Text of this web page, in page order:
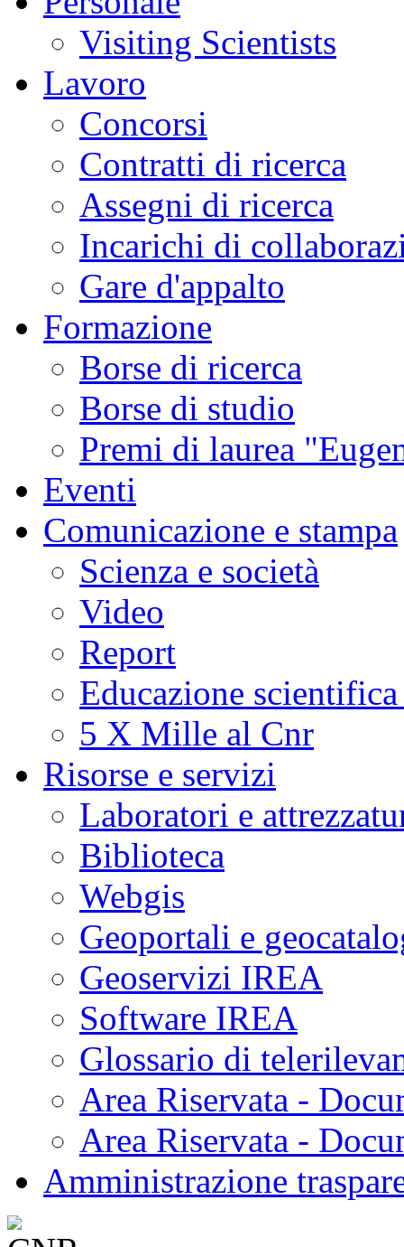
Visiting Scientists
Lavoro
Concorsi
Contratti di ricerca
Assegni di ricerca
Incarichi di
Gare d'appalto
Formazione
Borse di ricerca
Borse di studio
Premi di laurea
Eventi
Comunicazione e stampa
Scienza e società
Video
Report
Educazione
5 X Mille al Cnr
Risorse e servizi
Laboratori e
Biblioteca
Webgis
Geoportali e
Geoservizi IREA
Software IREA
Glossario di
Area Riservata -
Area Riservata -
Amministrazione